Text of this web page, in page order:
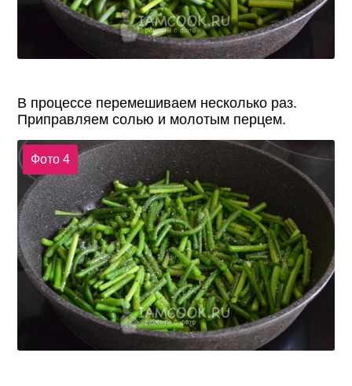
В процессе перемешиваем несколько раз.
Приправляем солью и молотым перцем.
Фото 4